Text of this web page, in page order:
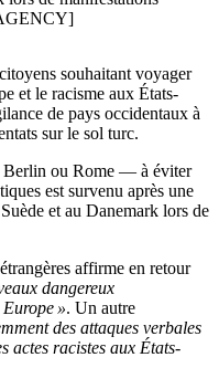
souhaitant voyager
et le racisme aux États-
de pays occidentaux à
sur le sol turc.
Berlin ou Rome — à éviter
est survenu après une
et au Danemark lors de
affirme en retour
dangereux
». Un autre
des attaques verbales
actes racistes aux États-